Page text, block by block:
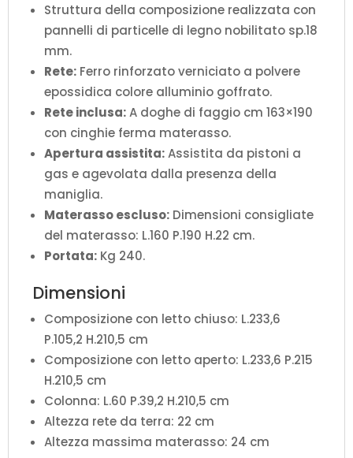
Struttura della composizione realizzata con
pannelli di particelle di legno nobilitato sp.18
mm.
Rete: Ferro rinforzato verniciato a polvere
epossidica colore alluminio goffrato.
Rete inclusa:A doghe di faggio cm 163×190
con cinghie ferma materasso.
Apertura assistita:Assistita da pistoni a
gas e agevolata dalla presenza della
maniglia.
Materasso escluso: Dimensioni consigliate
del materasso: L.160 P.190 H.22 cm.
Portata: Kg 240.
Dimensioni
Composizione con letto chiuso: L.233,6
P.105,2 H.210,5 cm
Composizione con letto aperto: L.233,6 P.215
H.210,5 cm
Colonna: L.60 P.39,2 H.210,5 cm
Altezza rete da terra: 22 cm
Altezza massima materasso: 24 cm